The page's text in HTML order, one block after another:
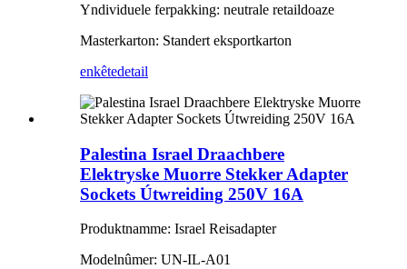
Yndividuele ferpakking: neutrale retaildoaze
Masterkarton: Standert eksportkarton
enkêtedetail
Palestina Israel Draachbere
Elektryske Muorre Stekker Adapter
Sockets Útwreiding 250V 16A
Produktnamme: Israel Reisadapter
Modelnûmer: UN-IL-A01